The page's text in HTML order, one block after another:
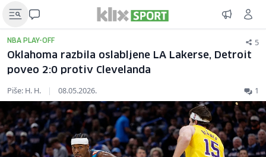
NBA PLAY-OFF 5
Oklahoma razbila oslabljene LA Lakerse, Detroit
poveo 2:0 protiv Clevelanda
Piše: H. H. | 08.05.2026. 1